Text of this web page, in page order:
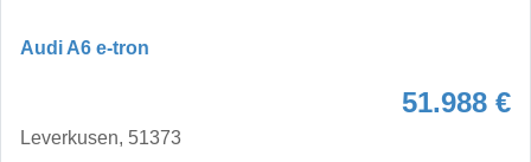
Audi A6 e-tron
51.988 €
Leverkusen, 51373